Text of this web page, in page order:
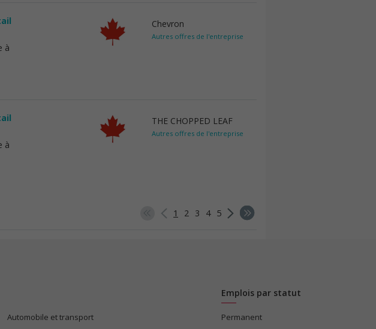
à
Chevron
Autres offres de l'entreprise
à
THE CHOPPED LEAF
Autres offres de l'entreprise
1 2 3 4 5
Automobile et transport
Emplois par statut
Permanent